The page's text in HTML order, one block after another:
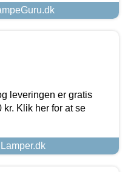
leveringen er gratis
kr. Klik her for at se